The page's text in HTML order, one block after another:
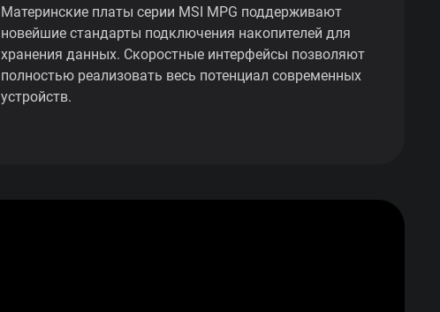
Материнские платы серии MSI MPG поддерживают
новейшие стандарты подключения накопителей для
хранения данных. Скоростные интерфейсы позволяют
полностью реализовать весь потенциал современных
устройств.